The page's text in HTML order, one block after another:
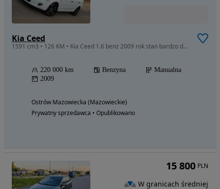
Kia Ceed
1591 cm3 • 126 KM • Kia Ceed 1.6 benz 2009 rok stan bardzo dobry
220 000 km Benzyna
Manualna
2009
Ostrów Mazowiecka (Mazowieckie)
Prywatny sprzedawca • Opublikowano
15 800 PLN
W granicach średniej